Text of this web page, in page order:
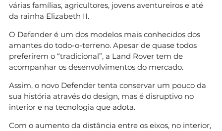
várias famílias, agricultores, jovens aventureiros e até
da rainha Elizabeth II.
O Defender é um dos modelos mais conhecidos dos
amantes do todo-o-terreno. Apesar de quase todos
preferirem o “tradicional”, a Land Rover tem de
acompanhar os desenvolvimentos do mercado.
Assim, o novo Defender tenta conservar um pouco da
sua história através do design, mas é disruptivo no
interior e na tecnologia que adota.
Com o aumento da distância entre os eixos, no interior,